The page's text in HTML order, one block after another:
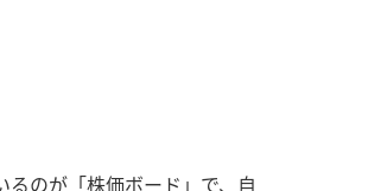
のが「株価ボード」で、自